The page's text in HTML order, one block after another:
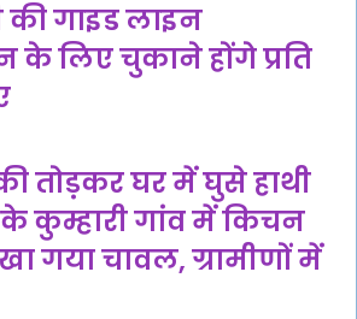
घंटे
बाद
काबू
की गाइड लाइन
के लिए चुकाने होंगे प्रति
तोड़कर घर में घुसे हाथी
के कुम्हारी गांव में किचन
गया चावल, ग्रामीणों में